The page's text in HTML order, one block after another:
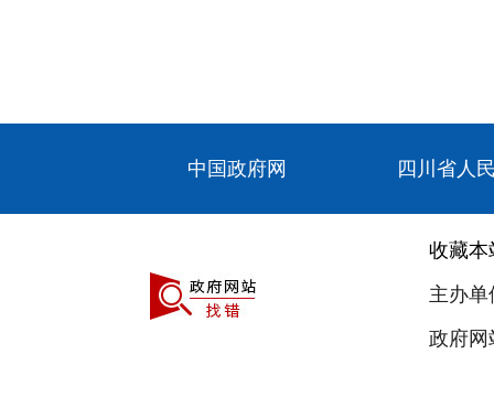
中国政府网 四川省人
收藏本
主办
政府网